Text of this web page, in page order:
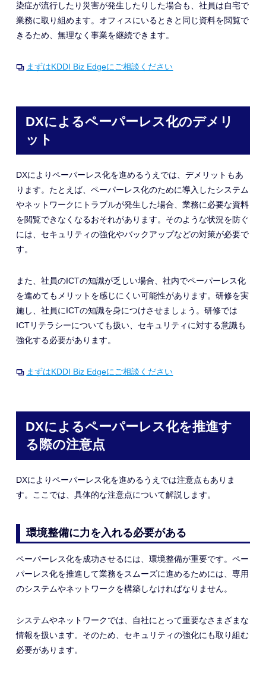
染症が流行したり災害が発生したりした場合も、社員は自宅で
業務に取り組めます。オフィスにいるときと同じ資料を閲覧で
きるため、無理なく事業を継続できます。
まずはKDDI Biz Edgeにご相談ください
DXによるペーパーレス化のデメリ
ット
DXによりペーパーレス化を進めるうえでは、デメリットもあ
ります。たとえば、ペーパーレス化のために導入したシステム
やネットワークにトラブルが発生した場合、業務に必要な資料
を閲覧できなくなるおそれがあります。そのような状況を防ぐ
には、セキュリティの強化やバックアップなどの対策が必要で
す。
また、社員のICTの知識が乏しい場合、社内でペーパーレス化
を進めてもメリットを感じにくい可能性があります。研修を実
施し、社員にICTの知識を身につけさせましょう。研修では
ICTリテラシーについても扱い、セキュリティに対する意識も
強化する必要があります。
まずはKDDI Biz Edgeにご相談ください
DXによるペーパーレス化を推進す
る際の注意点
DXによりペーパーレス化を進めるうえでは注意点もありま
す。ここでは、具体的な注意点について解説します。
環境整備に力を入れる必要がある
ペーパーレス化を成功させるには、環境整備が重要です。ペー
パーレス化を推進して業務をスムーズに進めるためには、専用
のシステムやネットワークを構築しなければなりません。
システムやネットワークでは、自社にとって重要なさまざまな
情報を扱います。そのため、セキュリティの強化にも取り組む
必要があります。